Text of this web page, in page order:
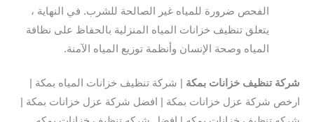
الفحص ضرورة للمياه غير الصالحة للشرب. في النهاية ،
يتعلق تنظيف خزانات المياه المنزلية بالحفاظ على نظافة
المياه وصحة الإنسان وأنظمة توزيع المياه الآمنة.
شركة تنظيف خزانات بمكة | شركة تنظيف خزانات المياه بمكة |
ارخص شركة عزل خزانات بمكة | افضل شركة عزل خزانات بمكة |